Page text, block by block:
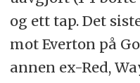
og ett tap. Det
mot Everton på
annen ex-Red,